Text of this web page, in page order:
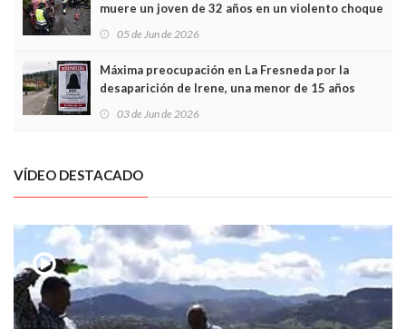
muere un joven de 32 años en un violento choque
frontal
05 de Jun de 2026
Máxima preocupación en La Fresneda por la
desaparición de Irene, una menor de 15 años
03 de Jun de 2026
VÍDEO DESTACADO